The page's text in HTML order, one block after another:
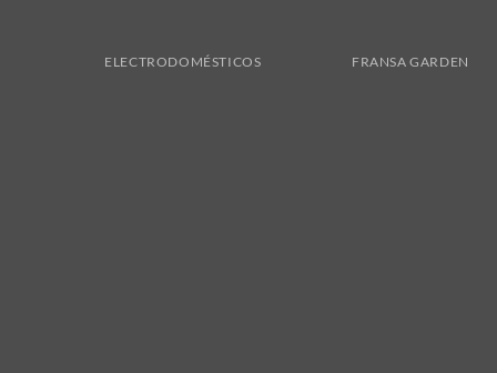
ELECTRODOMÉSTICOS FRANSA GARDEN